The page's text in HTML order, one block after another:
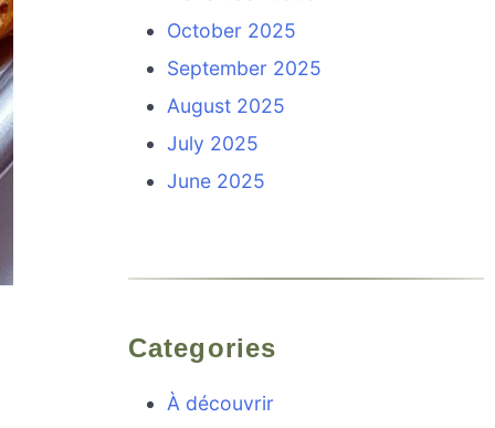
October 2025
September 2025
August 2025
July 2025
June 2025
Categories
À découvrir